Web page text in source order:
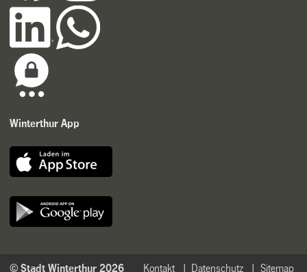
Winterthur App
Sitemap
Datenschutz
Kontakt
© Stadt Winterthur 2026